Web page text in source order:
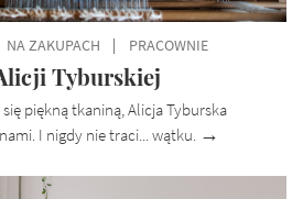
NA ZAKUPACH PRACOWNIE
Tyburskiej
piękną tkaniną, Alicja Tyburska
I nigdy nie traci... wątku.